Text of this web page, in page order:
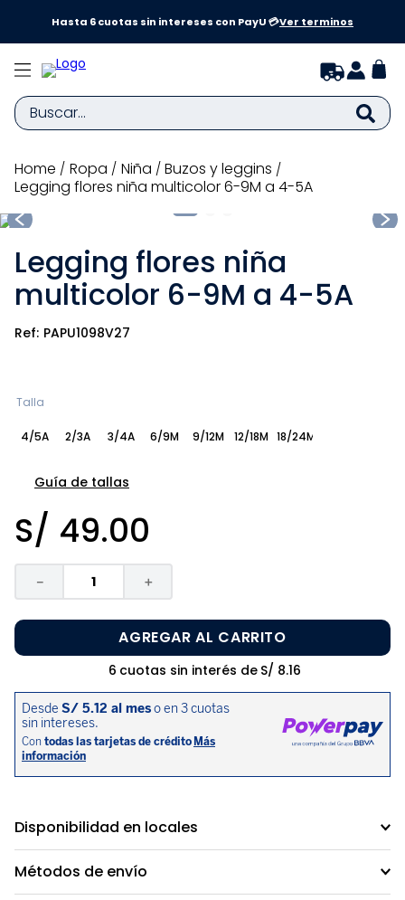
Hasta 6 cuotas sin intereses con PayU 💳Ver terminos
Buscar...
ropa niña
buzos y leggins
Legging flores niña multicolor 6-9M a 4-5A
Legging flores niña
multicolor 6-9M a 4-5A
PAPU1098V27
Talla
4/5A 2/3A 3/4A 6/9M 9/12M 12/18M 18/24M
Guía de tallas
S/ 49.00
＋
－
AGREGAR AL CARRITO
6 cuotas sin interés de S/ 8.16
Disponibilidad en locales
Métodos de envío
TÉRMINOS MÁS BUSCADOS
1.
zapatillas niña
2.
3
medias
4.
sandalias
pijama
sandalias niño